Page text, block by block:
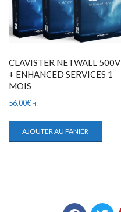
CLAVISTER NETWALL 500V
+ ENHANCED SERVICES 1
MOIS
56,00€ HT
AJOUTER AU PANIER